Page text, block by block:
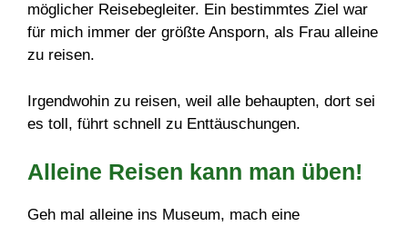
möglicher Reisebegleiter. Ein bestimmtes Ziel war
für mich immer der größte Ansporn, als Frau alleine
zu reisen.
Irgendwohin zu reisen, weil alle behaupten, dort sei
es toll, führt schnell zu Enttäuschungen.
Alleine Reisen kann man üben!
Geh mal alleine ins Museum, mach eine